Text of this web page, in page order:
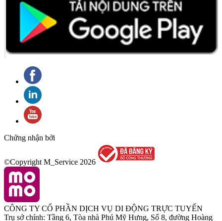
Chứng nhận bởi
©Copyright M_Service 2026
CÔNG TY CỔ PHẦN DỊCH VỤ DI ĐỘNG TRỰC TUYẾN
Trụ sở chính: Tầng 6, Tòa nhà Phú Mỹ Hưng, Số 8, đường Hoàng